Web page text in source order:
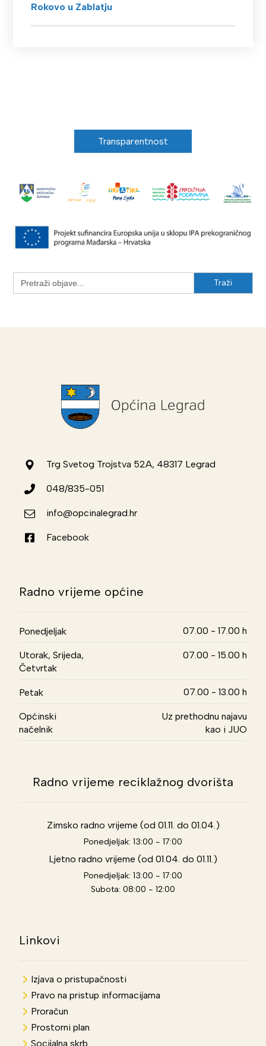
Rokovo u Zablatju
Transparentnost
Search
for:
Trg Svetog Trojstva 52A, 48317 Legrad
048/835-051
info@opcinalegrad.hr
Facebook
Radno vrijeme općine
Ponedjeljak 07.00 - 17.00 h
Utorak, Srijeda,
Četvrtak
07.00 - 15.00 h
Petak 07.00 - 13.00 h
Općinski
načelnik
Uz prethodnu najavu
kao i JUO
Radno vrijeme reciklažnog dvorišta
Zimsko radno vrijeme (od 01.11. do 01.04.)
Ponedjeljak: 13:00 - 17:00
Ljetno radno vrijeme (od 01.04. do 01.11.)
Ponedjeljak: 13:00 - 17:00
Subota: 08:00 - 12:00
Linkovi
Izjava o pristupačnosti
Pravo na pristup informacijama
Proračun
Prostorni plan
Socijalna skrb